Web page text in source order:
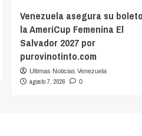
Venezuela asegura su
la AmeriCup Femenina El
Salvador 2027 por
purovinotinto.com
Ultimas Noticias Venezuela
agosto 7, 2026 0